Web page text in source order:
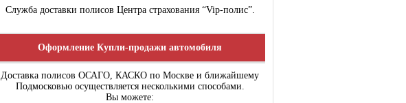
Служба доставки полисов Центра страхования “Vip-полис”.
Оформление Купли-продажи автомобиля
Доставка полисов ОСАГО, КАСКО по Москве и ближайшему
Подмосковью осуществляется несколькими способами.
Вы можете: